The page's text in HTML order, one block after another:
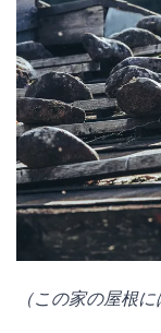
（この家の屋根